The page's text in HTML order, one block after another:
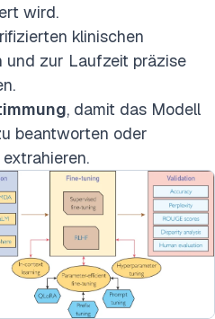
wird.
klinischen
und zur Laufzeit präzise
, damit das Modell
beantworten oder
.